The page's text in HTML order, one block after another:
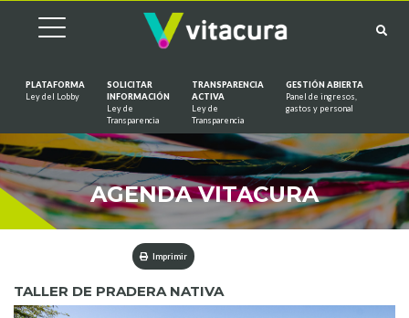
PLATAFORMA
Ley del Lobby
SOLICITAR
INFORMACIÓN
Ley de
Transparencia
TRANSPARENCIA
ACTIVA
Ley de
Transparencia
GESTIÓN ABIERTA
Panel de ingresos,
gastos y personal
AGENDA VITACURA
Imprimir
TALLER DE PRADERA NATIVA